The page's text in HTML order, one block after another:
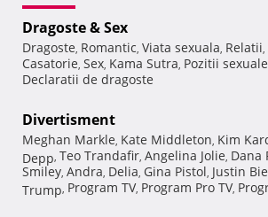
Dragoste & Sex
Dragoste, Romantic, Viata sexuala, Relatii,
Casatorie, Sex, Kama Sutra, Pozitii
Declaratii de dragoste
Divertisment
Meghan Markle, Kate Middleton, Kim
Depp, Teo Trandafir, Angelina Jolie, Dana
Smiley, Andra, Delia, Gina Pistol, Justin
Trump, Program TV, Program Pro TV,